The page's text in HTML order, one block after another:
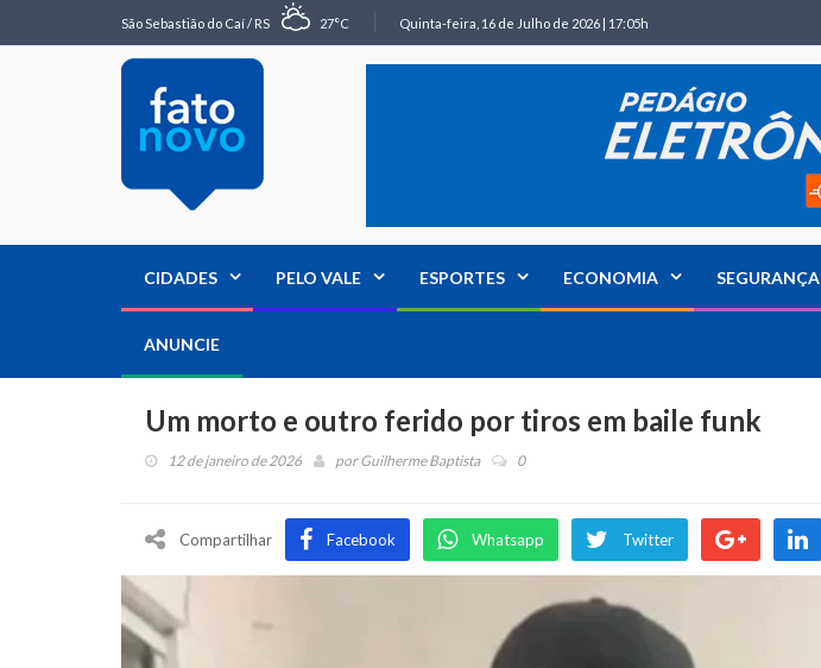
São Sebastião do Caí / RS 27°C Quinta-feira, 16 de Julho de 2026 | 17:05h
CIDADES PELO VALE ESPORTES ECONOMIA SEGURANÇA
ANUNCIE
Um morto e outro ferido por tiros em baile funk
12 de janeiro de 2026 porGuilherme Baptista 0
Compartilhar Facebook Whatsapp Twitter